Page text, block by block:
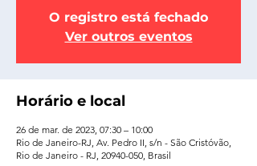
O registro está fechado
Ver outros eventos
Horário e local
26 de mar. de 2023, 07:30 – 10:00
Rio de Janeiro-RJ, Av. Pedro II, s/n - São Cristóvão,
Rio de Janeiro - RJ, 20940-050, Brasil